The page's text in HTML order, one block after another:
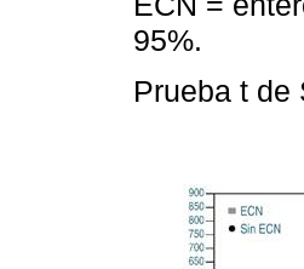
95%.
Prueba t de